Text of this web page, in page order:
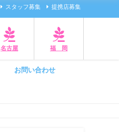
スタッフ募集 提携店募集
名古屋 福 岡
お問い合わせ